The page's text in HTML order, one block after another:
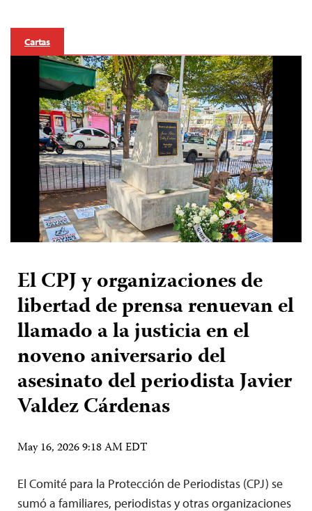
Cartas
El CPJ y organizaciones de
libertad de prensa renuevan el
llamado a la justicia en el
noveno aniversario del
asesinato del periodista Javier
Valdez Cárdenas
May 16, 2026 9:18 AM EDT
El Comité para la Protección de Periodistas (CPJ) se
sumó a familiares, periodistas y otras organizaciones